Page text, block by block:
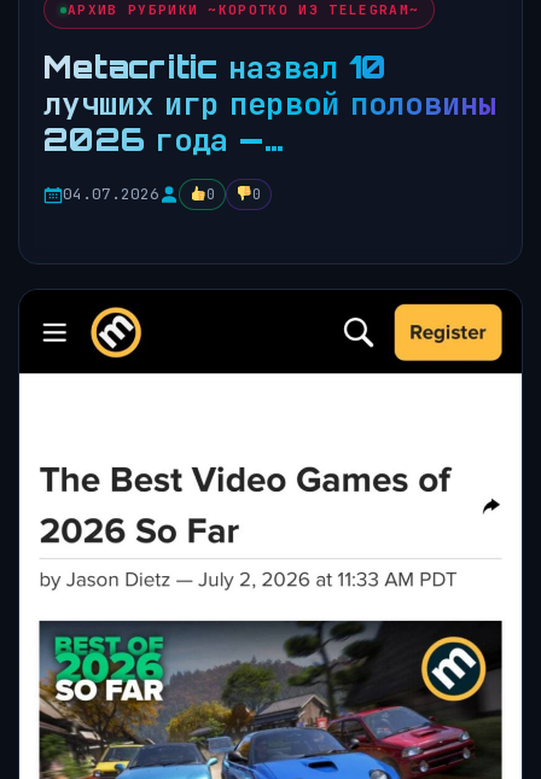
АРХИВ РУБРИКИ ~КОРОТКО ИЗ TELEGRAM~
Metacritic назвал 10
лучших игр первой половины
2026 года —…
04.07.2026 0 0